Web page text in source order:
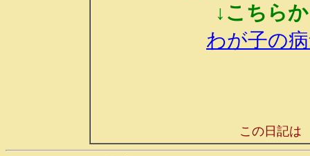
↓こちら
わが子の
この日記は